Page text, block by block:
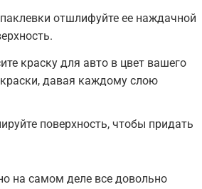
отшлифуйте ее наждачной
краску для авто в цвет вашего
краски, давая каждому слою
поверхность, чтобы придать
на самом деле все довольно